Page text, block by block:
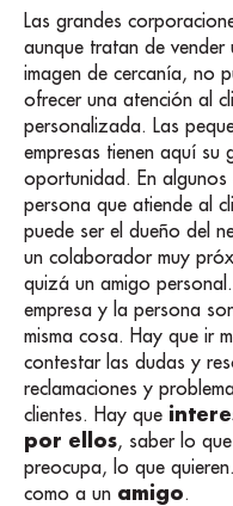
Las grandes
aunque tratan de vender
imagen de cercanía, no
ofrecer una atención al
personalizada. Las
empresas tienen aquí su
oportunidad. En
persona que atiende al
puede ser el dueño del
un colaborador muy
quizá un amigo
empresa y la persona
misma cosa. Hay que ir
contestar las dudas y
reclamaciones y
clientes. Hay que
por ellos, saber lo
preocupa, lo que
como a un amigo.